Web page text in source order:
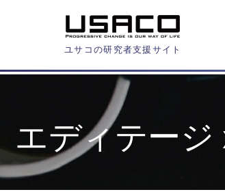
ユサコの研究者支援サイト
エディテー